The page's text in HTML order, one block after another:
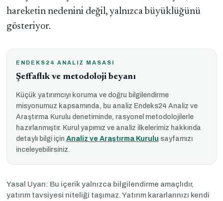
hareketin nedenini değil, yalnızca büyüklüğünü
gösteriyor.
ENDEKS24 ANALIZ MASASI
Şeffaflık ve metodoloji beyanı
Küçük yatırımcıyı koruma ve doğru bilgilendirme
misyonumuz kapsamında, bu analiz Endeks24 Analiz ve
Araştırma Kurulu denetiminde, rasyonel metodolojilerle
hazırlanmıştır. Kurul yapımız ve analiz ilkelerimiz hakkında
detaylı bilgi için Analiz ve Araştırma Kurulu sayfamızı
inceleyebilirsiniz.
Yasal Uyarı: Bu içerik yalnızca bilgilendirme amaçlıdır,
yatırım tavsiyesi niteliği taşımaz. Yatırım kararlarınızı kendi